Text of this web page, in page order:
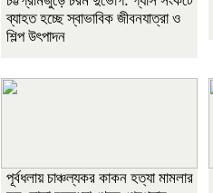
ব্যাহত হচ্ছে স্বাভাবিক জীবনযাত্রা ও
শিল্প উৎপাদন
পূর্বধলায় চাঞ্চল্যকর কাকন হত্যা মামলার